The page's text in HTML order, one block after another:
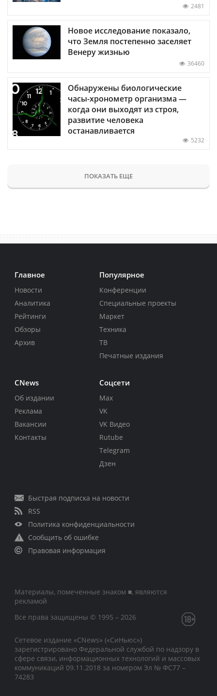
2481
Новое исследование показало,
что Земля постепенно заселяет
Венеру жизнью
36460
Обнаружены биологические
часы-хронометр организма —
когда они выходят из строя,
развитие человека
останавливается
5232
ПОКАЗАТЬ ЕЩЕ
Главное
Новости
Аналитика
Рейтинги
Обзоры
Архив
Популярное
Конференции
Специальные проекты
Маркет
Техника
ТВ
Печатные издания
CNews
Об издании
Реклама
Вакансии
Контакты
Соцсети
Max
VK
VK Видео
Rutube
Telegram
Дзен
Быстрая подписка на новости
RSS
Политика конфиденциальности
Сообщить об ошибке
Правовая информация
Материалы, помеченные знаком ■, являются
рекламой
Все права защищены © 1995 – 2026
Сетевое издание «CNews» («СиНьюс»)
зарегистрировано Федеральной службой по надзору в
сфере связи, информационных технологий и массовых
коммуникаций 09.11.2018 за номером Эл № ФС77 –
74283